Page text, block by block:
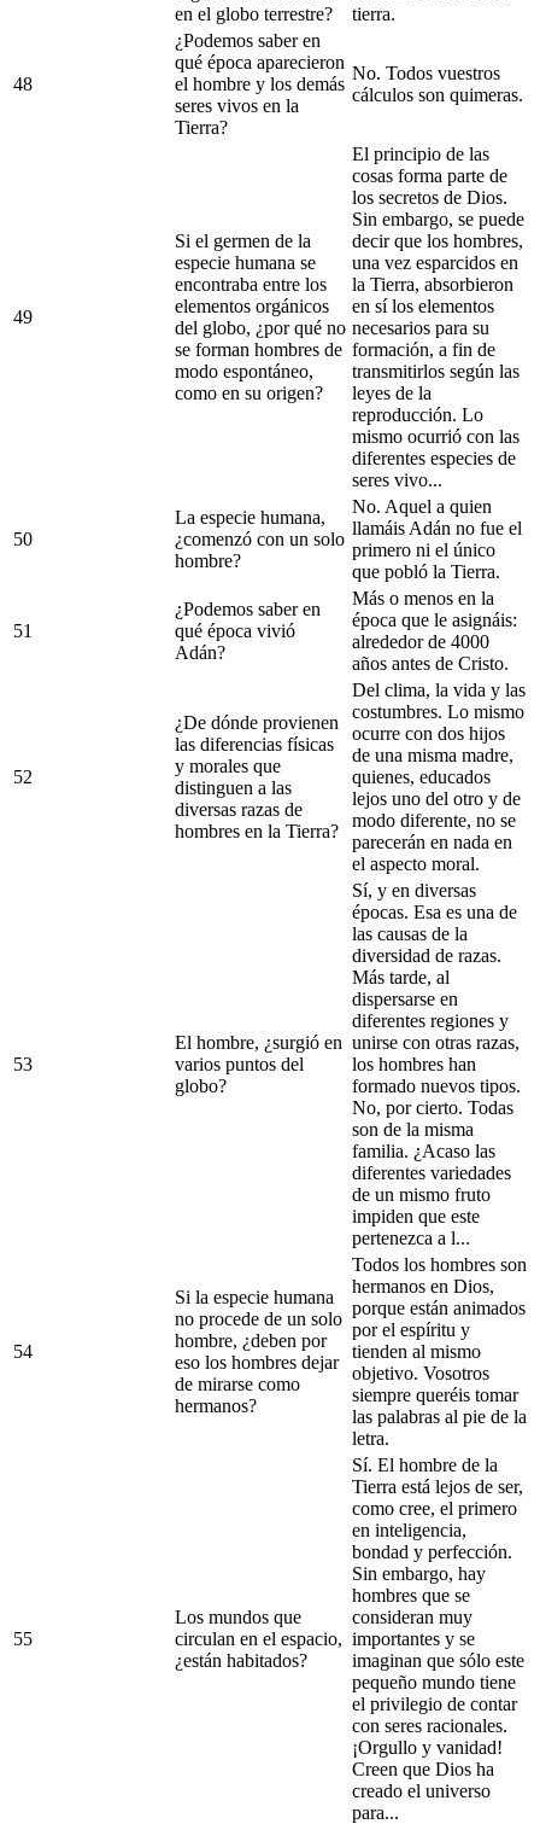
en el globo terrestre?
tierra.
48
¿Podemos saber en
qué época aparecieron
el hombre y los demás
seres vivos en la
Tierra?
No. Todos vuestros
cálculos son quimeras.
49
Si el germen de la
especie humana se
encontraba entre los
elementos orgánicos
del globo, ¿por qué no
se forman hombres de
modo espontáneo,
como en su origen?
El principio de las
cosas forma parte de
los secretos de Dios.
Sin embargo, se puede
decir que los hombres,
una vez esparcidos en
la Tierra, absorbieron
en sí los elementos
necesarios para su
formación, a fin de
transmitirlos según las
leyes de la
reproducción. Lo
mismo ocurrió con las
diferentes especies de
seres vivo...
50
La especie humana,
¿comenzó con un solo
hombre?
No. Aquel a quien
llamáis Adán no fue el
primero ni el único
que pobló la Tierra.
51
¿Podemos saber en
qué época vivió
Adán?
Más o menos en la
época que le asignáis:
alrededor de 4000
años antes de Cristo.
52
¿De dónde provienen
las diferencias físicas
y morales que
distinguen a las
diversas razas de
hombres en la Tierra?
Del clima, la vida y las
costumbres. Lo mismo
ocurre con dos hijos
de una misma madre,
quienes, educados
lejos uno del otro y de
modo diferente, no se
parecerán en nada en
el aspecto moral.
53
El hombre, ¿surgió en
varios puntos del
globo?
Sí, y en diversas
épocas. Esa es una de
las causas de la
diversidad de razas.
Más tarde, al
dispersarse en
diferentes regiones y
unirse con otras razas,
los hombres han
formado nuevos tipos.
No, por cierto. Todas
son de la misma
familia. ¿Acaso las
diferentes variedades
de un mismo fruto
impiden que este
pertenezca a l...
54
Si la especie humana
no procede de un solo
hombre, ¿deben por
eso los hombres dejar
de mirarse como
hermanos?
Todos los hombres son
hermanos en Dios,
porque están animados
por el espíritu y
tienden al mismo
objetivo. Vosotros
siempre queréis tomar
las palabras al pie de la
letra.
55
Los mundos que
circulan en el espacio,
¿están habitados?
Sí. El hombre de la
Tierra está lejos de ser,
como cree, el primero
en inteligencia,
bondad y perfección.
Sin embargo, hay
hombres que se
consideran muy
importantes y se
imaginan que sólo este
pequeño mundo tiene
el privilegio de contar
con seres racionales.
¡Orgullo y vanidad!
Creen que Dios ha
creado el universo
para...